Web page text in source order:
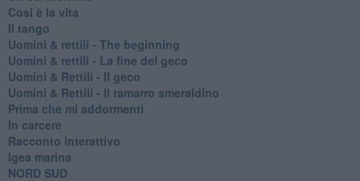
Cosi è la vita
Il tango
​Uomini & rettili - The beginning
​Uomini & rettili - La fine del geco
Uomini & Rettili - Il geco
Uomini & Rettili - Il ramarro smeraldino
Prima che mi addormenti
In carcere
Racconto interattivo
Igea marina
​NORD SUD